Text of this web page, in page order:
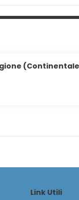
Link Utili